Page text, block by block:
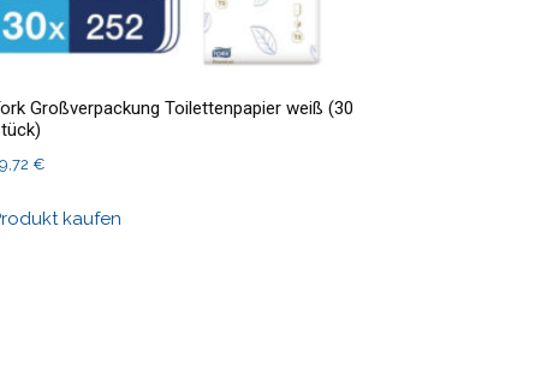
Großverpackung Toilettenpapier weiß (30
€
kaufen